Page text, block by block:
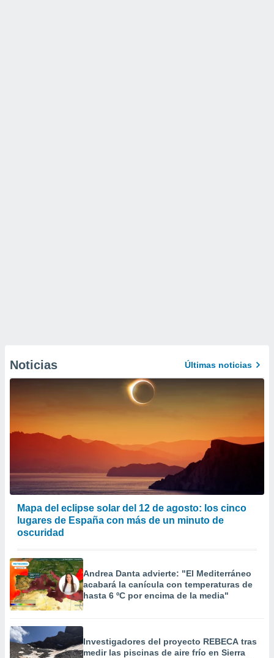
Noticias Últimas noticias
Mapa del eclipse solar del 12 de agosto: los cinco
lugares de España con más de un minuto de
oscuridad
Andrea Danta advierte: "El Mediterráneo
acabará la canícula con temperaturas de
hasta 6 ºC por encima de la media"
Investigadores del proyecto REBECA tras
medir las piscinas de aire frío en Sierra